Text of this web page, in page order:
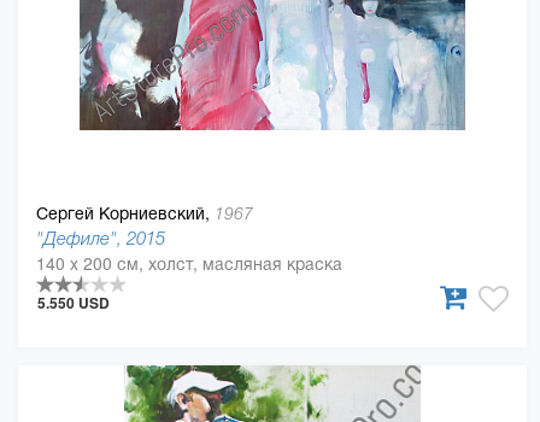
Сергей Корниевский, 1967
"Дефиле", 2015
140 x 200 см, холст, масляная краска
5.550 USD